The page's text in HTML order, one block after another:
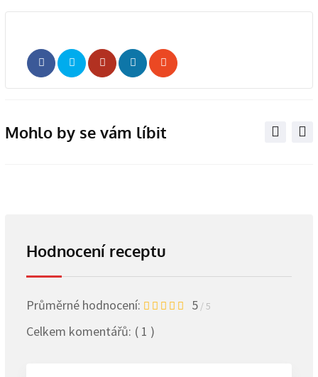
WhatsappShare
Print
Mohlo by se vám líbit
Hodnocení receptu
Průměrné hodnocení: 5 / 5
Celkem komentářů: ( 1 )